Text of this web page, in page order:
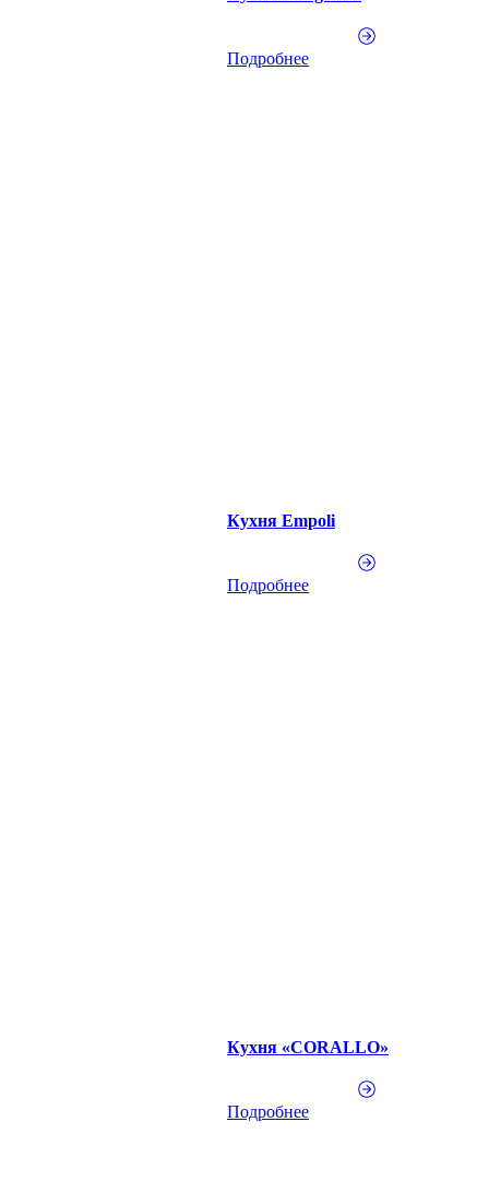
Подробнее
Кухня Empoli
Подробнее
Кухня «CORALLO»
Подробнее